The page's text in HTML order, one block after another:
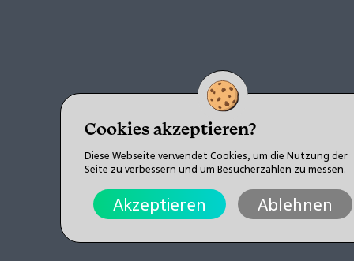
Cookies akzeptieren?
Diese Webseite verwendet Cookies, um die Nutzung der
Seite zu verbessern und um Besucherzahlen zu messen.
Akzeptieren Ablehnen